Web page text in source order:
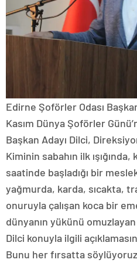
Edirne Şoförler Odası
Kasım Dünya Şoförler
Başkan Adayı Dilci,
Kiminin sabahın ilk
saatinde başladığı bir
yağmurda, karda, sıcakta,
onuruyla çalışan koca bir
dünyanın yükünü
Dilci konuyla ilgili
Bunu her fırsatta